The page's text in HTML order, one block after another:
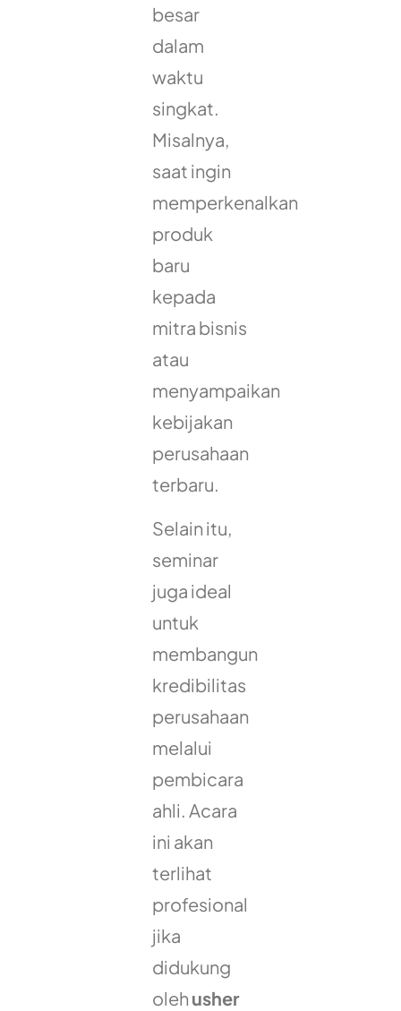
besar
dalam
waktu
singkat.
Misalnya,
saat ingin
memperkenalkan
produk
baru
kepada
mitra bisnis
atau
menyampaikan
kebijakan
perusahaan
terbaru.
Selain itu,
seminar
juga ideal
untuk
membangun
kredibilitas
perusahaan
melalui
pembicara
ahli. Acara
ini akan
terlihat
profesional
jika
didukung
oleh usher